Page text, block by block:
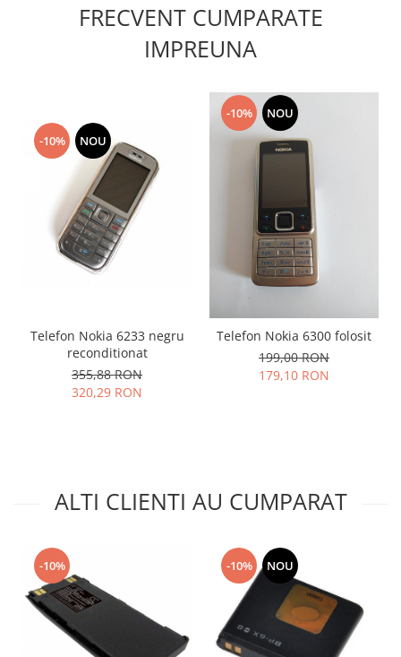
Touchscreen Huawei
Vodafone
Vonino
FRECVENT CUMPARATE
IMPREUNA
-10% NOU
Telefon Nokia 6233 negru
reconditionat
355,88 RON
320,29 RON
-10% NOU
Telefon Nokia 6300 folosit
199,00 RON
179,10 RON
ALTI CLIENTI AU CUMPARAT
-10% -10% NOU